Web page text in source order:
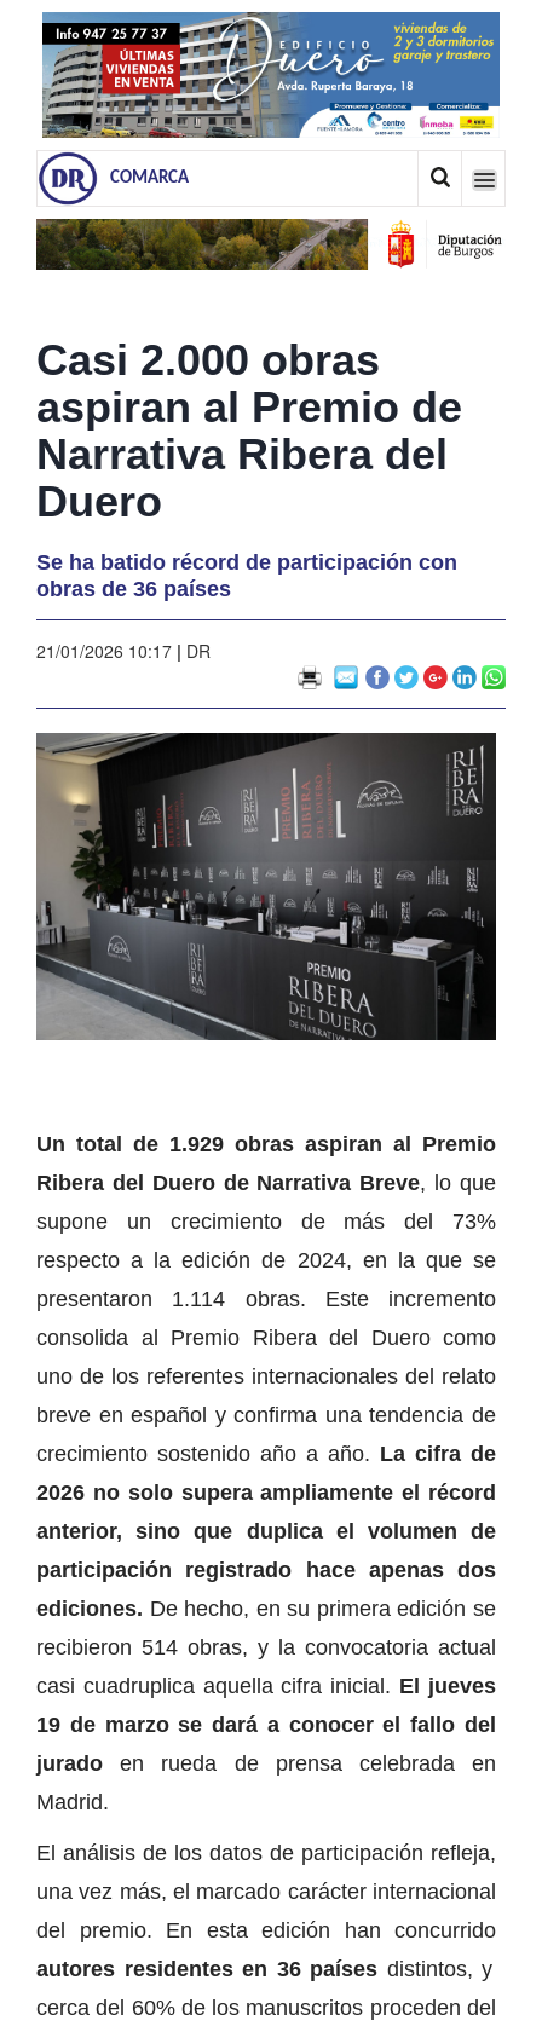
COMARCA
Casi 2.000 obras
aspiran al Premio de
Narrativa Ribera del
Duero
Se ha batido récord de participación con
obras de 36 países
21/01/2026 10:17 | DR
Un total de 1.929 obras aspiran al Premio
Ribera del Duero de Narrativa Breve, lo que
supone un crecimiento de más del 73%
respecto a la edición de 2024, en la que se
presentaron 1.114 obras. Este incremento
consolida al Premio Ribera del Duero como
uno de los referentes internacionales del relato
breve en español y confirma una tendencia de
crecimiento sostenido año a año. La cifra de
2026 no solo supera ampliamente el récord
anterior, sino que duplica el volumen de
participación registrado hace apenas dos
ediciones. De hecho, en su primera edición se
recibieron 514 obras, y la convocatoria actual
casi cuadruplica aquella cifra inicial. El jueves
19 de marzo se dará a conocer el fallo del
jurado en rueda de prensa celebrada en
Madrid.
El análisis de los datos de participación refleja,
una vez más, el marcado carácter internacional
del premio. En esta edición han concurrido
autores residentes en 36 países distintos, y
cerca del 60% de los manuscritos proceden del